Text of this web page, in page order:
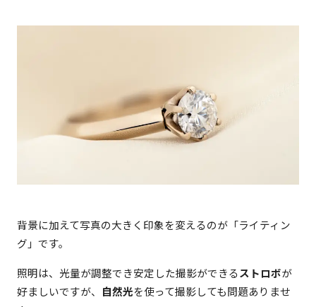
背景に加えて写真の大きく印象を変えるのが「ライティン
グ」です。
照明は、光量が調整でき安定した撮影ができるストロボが
好ましいですが、 自然光を使って撮影しても問題ありませ